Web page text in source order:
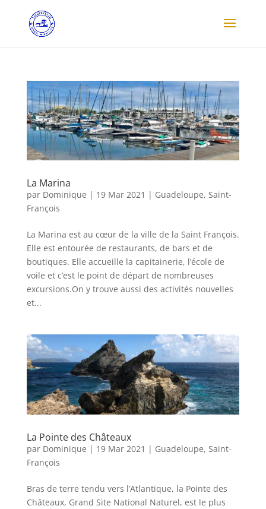
La Marina
par Dominique | 19 Mar 2021 | Guadeloupe, Saint-
François
La Marina est au cœur de la ville de la Saint François.
Elle est entourée de restaurants, de bars et de
boutiques. Elle accueille la capitainerie, l’école de
voile et c’est le point de départ de nombreuses
excursions.On y trouve aussi des activités nouvelles
et...
La Pointe des Châteaux
par Dominique | 19 Mar 2021 | Guadeloupe, Saint-
François
Bras de terre tendu vers l’Atlantique, la Pointe des
Châteaux, Grand Site National Naturel, est le plus